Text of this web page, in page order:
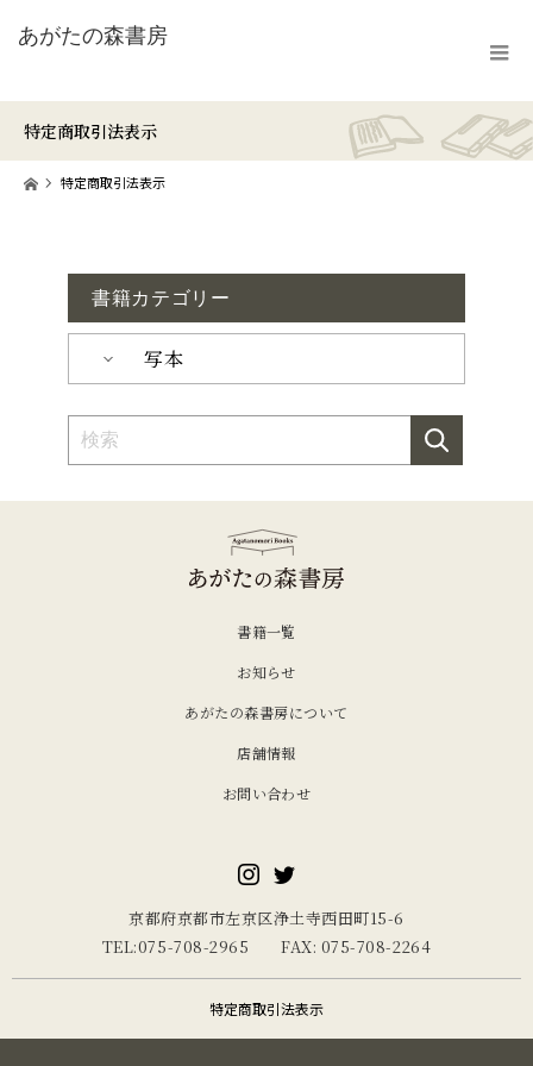
特定商取引法表示
ホーム特定商取引法表示
書籍カテゴリー
写本
書籍一覧
お知らせ
あがたの森書房について
店舗情報
お問い合わせ
京都府京都市左京区浄土寺西田町15-6
TEL:075-708-2965 FAX: 075-708-2264
特定商取引法表示